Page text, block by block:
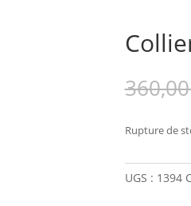
Rupture de
UGS : 1394